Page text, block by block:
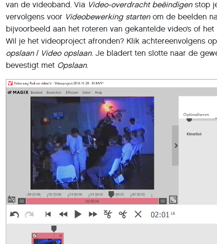
bijvoorbeeld aan het roteren van gekantelde video’s of
Wil je het videoproject afronden? Klik achtereenvolgens
opslaan/Video opslaan. Je bladert ten slotte naar de
bevestigt metOpslaan